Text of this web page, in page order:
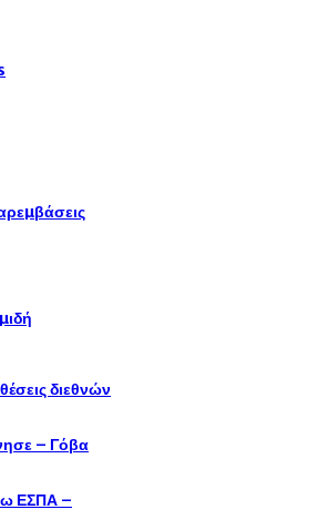
διεθνών
– Γόβα
ΕΣΠΑ –